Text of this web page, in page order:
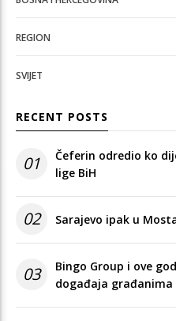
REGION
SVIJET
RECENT POSTS
01
Čeferin odredio ko
lige BiH
02 Sarajevo ipak u
03
Bingo Group i ove
događaja građanima